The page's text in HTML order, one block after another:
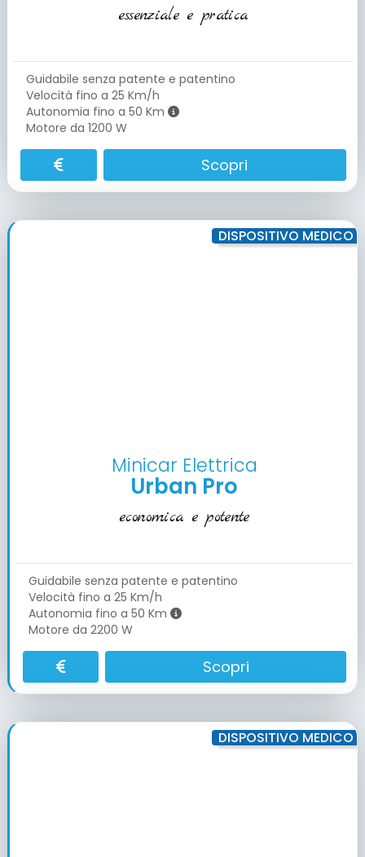
essenziale e pratica
Guidabile senza patente e patentino
Velocità fino a 25 Km/h
Autonomia fino a 50 Km
Motore da 1200 W
Scopri
DISPOSITIVO MEDICO
Minicar Elettrica
Urban Pro
economica e potente
Guidabile senza patente e patentino
Velocità fino a 25 Km/h
Autonomia fino a 50 Km
Motore da 2200 W
Scopri
DISPOSITIVO MEDICO